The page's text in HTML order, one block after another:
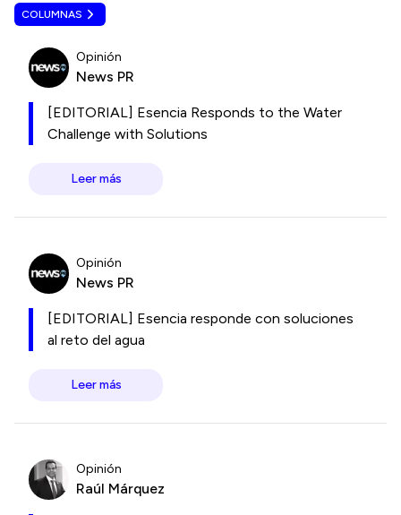
COLUMNAS
Opinión
News PR
[EDITORIAL] Esencia Responds to the Water
Challenge with Solutions
Leer más
Opinión
News PR
[EDITORIAL] Esencia responde con soluciones
al reto del agua
Leer más
Opinión
Raúl Márquez